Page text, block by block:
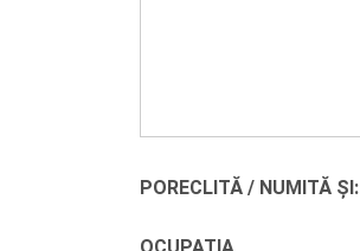
PORECLITĂ / NUMITĂ ȘI: